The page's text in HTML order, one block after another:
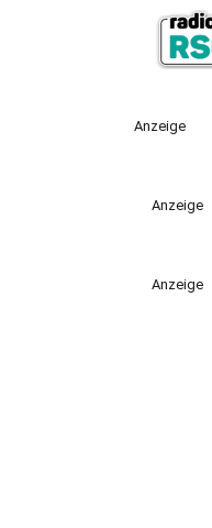
Anzeige
Anzeige
Anzeige